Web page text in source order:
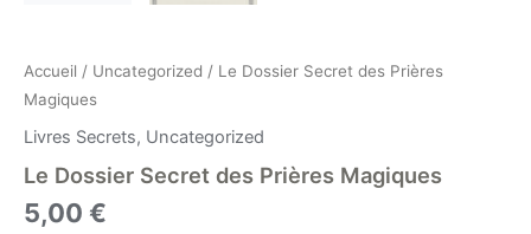
Accueil / Uncategorized / Le Dossier Secret des Prières
Magiques
Livres Secrets, Uncategorized
Le Dossier Secret des Prières Magiques
5,00 €